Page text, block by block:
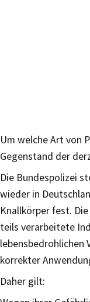
Um welche Art von
Gegenstand der
Die Bundespolizei
wieder in
Knallkörper fest.
teils verarbeitete
lebensbedrohlichen
korrekter
Daher gilt: